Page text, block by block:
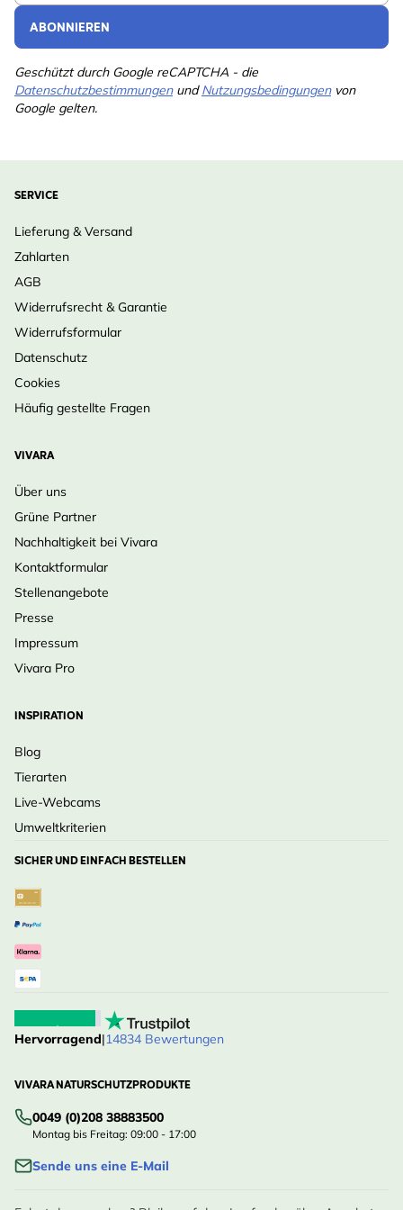
ABONNIEREN
Geschützt durch Google reCAPTCHA - die
DatenschutzbestimmungenundNutzungsbedingungenvon
Google gelten.
SERVICE
Lieferung & Versand
Zahlarten
AGB
Widerrufsrecht & Garantie
Widerrufsformular
Datenschutz
Cookies
Häufig gestellte Fragen
VIVARA
Über uns
Grüne Partner
Nachhaltigkeit bei Vivara
Kontaktformular
Stellenangebote
Presse
Impressum
Vivara Pro
INSPIRATION
Blog
Tierarten
Live-Webcams
Umweltkriterien
SICHER UND EINFACH BESTELLEN
Hervorragend|14834 Bewertungen
VIVARA NATURSCHUTZPRODUKTE
0049 (0)208 38883500
Montag bis Freitag: 09:00 - 17:00
Sende uns eine E-Mail